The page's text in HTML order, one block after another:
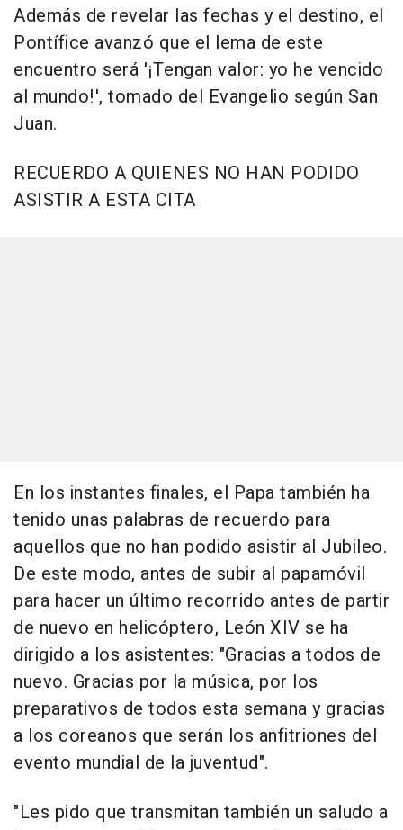
Además de revelar las fechas y el destino, el
Pontífice avanzó que el lema de este
encuentro será '¡Tengan valor: yo he vencido
al mundo!', tomado del Evangelio según San
Juan.
RECUERDO A QUIENES NO HAN PODIDO
ASISTIR A ESTA CITA
En los instantes finales, el Papa también ha
tenido unas palabras de recuerdo para
aquellos que no han podido asistir al Jubileo.
De este modo, antes de subir al papamóvil
para hacer un último recorrido antes de partir
de nuevo en helicóptero, León XIV se ha
dirigido a los asistentes: "Gracias a todos de
nuevo. Gracias por la música, por los
preparativos de todos esta semana y gracias
a los coreanos que serán los anfitriones del
evento mundial de la juventud".
"Les pido que transmitan también un saludo a